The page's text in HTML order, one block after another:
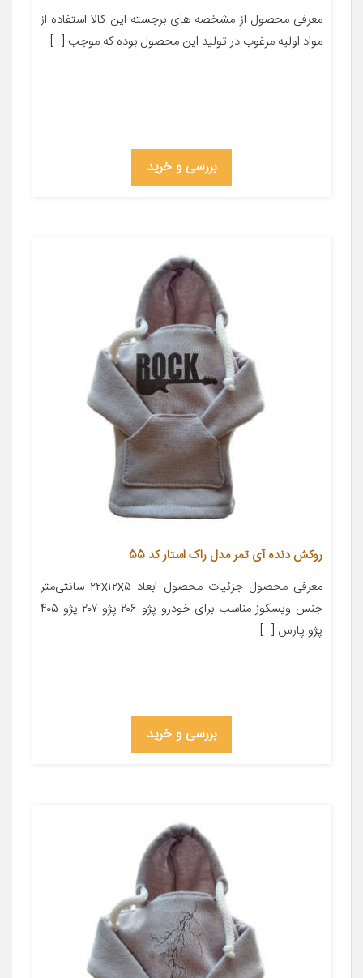
معرفی محصول از مشخصه های برجسته این کالا استفاده از
مواد اولیه مرغوب در تولید این محصول بوده که موجب […]
بررسی و خرید
روکش دنده آی تمر مدل راک استار کد 55
معرفی محصول جزئیات محصول ابعاد ۲۲x۱۲x۵ سانتی‌متر
جنس ویسکوز مناسب برای خودرو پژو ۲۰۶ پژو ۲۰۷ پژو ۴۰۵
پژو پارس […]
بررسی و خرید